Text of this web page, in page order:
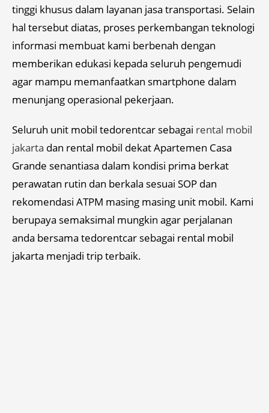
tinggi khusus dalam layanan jasa transportasi. Selain
hal tersebut diatas, proses perkembangan teknologi
informasi membuat kami berbenah dengan
memberikan edukasi kepada seluruh pengemudi
agar mampu memanfaatkan smartphone dalam
menunjang operasional pekerjaan.
Seluruh unit mobil tedorentcar sebagai rental mobil
jakarta dan rental mobil dekat Apartemen Casa
Grande senantiasa dalam kondisi prima berkat
perawatan rutin dan berkala sesuai SOP dan
rekomendasi ATPM masing masing unit mobil. Kami
berupaya semaksimal mungkin agar perjalanan
anda bersama tedorentcar sebagai rental mobil
jakarta menjadi trip terbaik.